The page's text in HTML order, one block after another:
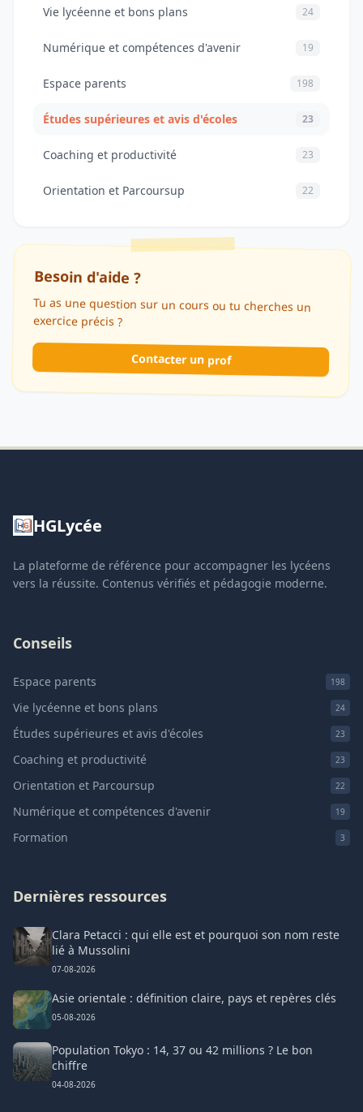
Vie lycéenne et bons plans 24
Numérique et compétences d'avenir 19
Espace parents 198
Études supérieures et avis d'écoles 23
Coaching et productivité 23
Orientation et Parcoursup 22
Besoin d'aide ?
Tu as une question sur un cours ou tu cherches un
exercice précis ?
Contacter un prof
HGLycée
La plateforme de référence pour accompagner les lycéens
vers la réussite. Contenus vérifiés et pédagogie moderne.
Conseils
Espace parents 198
Vie lycéenne et bons plans 24
Études supérieures et avis d'écoles 23
Coaching et productivité 23
Orientation et Parcoursup 22
Numérique et compétences d'avenir 19
Formation 3
Dernières ressources
Clara Petacci : qui elle est et pourquoi son nom reste
lié à Mussolini
07-08-2026
Asie orientale : définition claire, pays et repères clés
05-08-2026
Population Tokyo : 14, 37 ou 42 millions ? Le bon
chiffre
04-08-2026